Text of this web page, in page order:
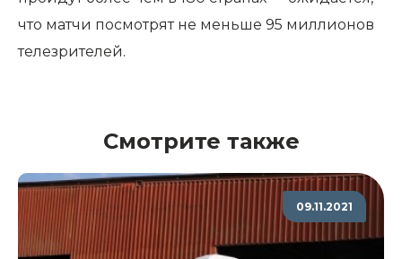
что матчи посмотрят не меньше 95 миллионов
телезрителей.
Смотрите также
09.11.2021